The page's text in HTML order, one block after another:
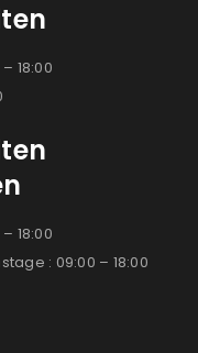
18:00
18:00
: 09:00 – 18:00